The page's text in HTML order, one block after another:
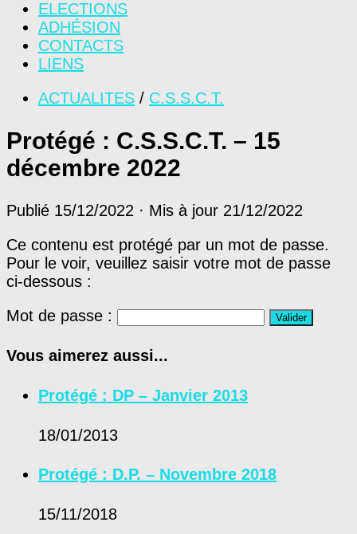
ELECTIONS
ADHÉSION
CONTACTS
LIENS
ACTUALITES / C.S.S.C.T.
Protégé : C.S.S.C.T. – 15
décembre 2022
Publié 15/12/2022 · Mis à jour 21/12/2022
Ce contenu est protégé par un mot de passe.
Pour le voir, veuillez saisir votre mot de passe
ci-dessous :
Mot de passe :
Vous aimerez aussi...
Protégé : DP – Janvier 2013
18/01/2013
Protégé : D.P. – Novembre 2018
15/11/2018